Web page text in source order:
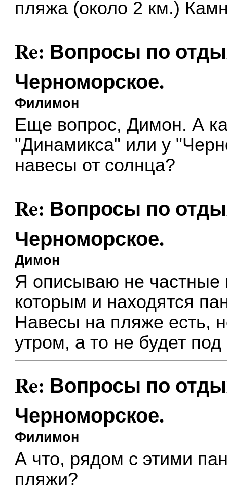
пляжа (около 2 км.)
Re: Вопросы по
Черноморское.
Филимон
Еще вопрос, Димон. А
"Динамикса" или у
навесы от солнца?
Re: Вопросы по
Черноморское.
Димон
Я описываю не частные
которым и находятся
Навесы на пляже есть,
утром, а то не будет
Re: Вопросы по
Черноморское.
Филимон
А что, рядом с этими
пляжи?